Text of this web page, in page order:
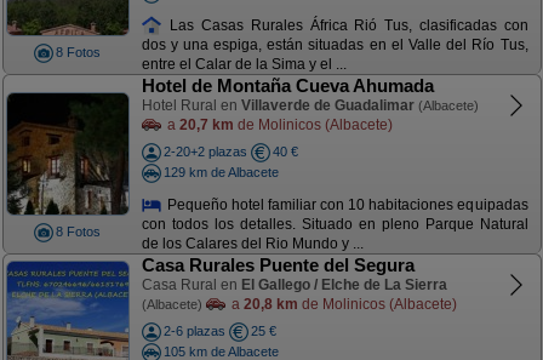
8 Fotos
Las Casas Rurales África Rió Tus, clasificadas con
dos y una espiga, están situadas en el Valle del Río Tus,
entre el Calar de la Sima y el ...
8 Fotos
Hotel de Montaña Cueva Ahumada
Hotel Rural en Villaverde de Guadalimar (Albacete)
a 20,7 km de Molinicos (Albacete)
2-20+2 plazas
40 €
129 km de Albacete
Pequeño hotel familiar con 10 habitaciones equipadas
con todos los detalles. Situado en pleno Parque Natural
de los Calares del Rio Mundo y ...
Casa Rurales Puente del Segura
Casa Rural en El Gallego / Elche de La Sierra
(Albacete) a 20,8 km de Molinicos (Albacete)
2-6 plazas
25 €
105 km de Albacete